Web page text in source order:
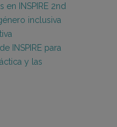
en INSPIRE 2nd
inclusiva
INSPIRE para
y las